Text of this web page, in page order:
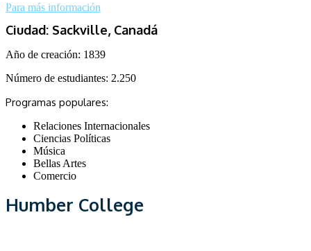
Para más información
Ciudad: Sackville, Canadá
Año de creación: 1839
Número de estudiantes: 2.250
Programas populares:
Relaciones Internacionales
Ciencias Políticas
Música
Bellas Artes
Comercio
Humber College